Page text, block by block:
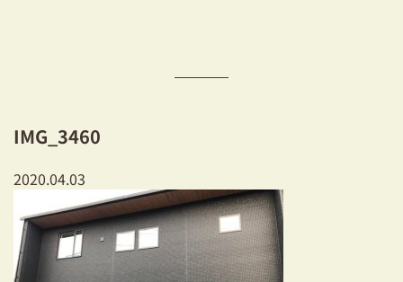
二世帯住宅をお考えの方
建て替えをお考えの方
耐震対策も安心の家づくり
IMG_3460
2020.04.03